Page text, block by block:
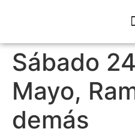
Sábado
Mayo,
demás